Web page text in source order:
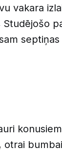
vakara